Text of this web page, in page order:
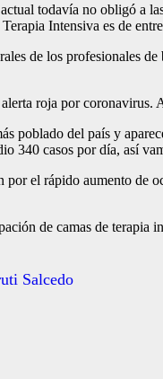
todavía no obligó a
Intensiva es de
de los profesionales
roja por
poblado del país y
340 casos por día, así
por el rápido aumento de
de camas de terapia
Salcedo